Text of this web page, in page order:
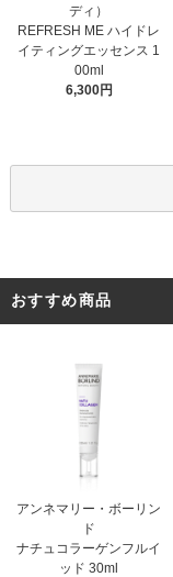
ディ）
REFRESH ME ハイドレ
イティングエッセンス 1
00ml
6,300円
おすすめ商品
アンネマリー・ボーリン
ド
ナチュコラーゲンフルイ
ッド 30ml